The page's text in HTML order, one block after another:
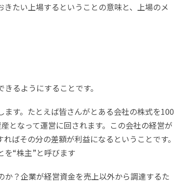
たい上場するということの意味と、上場のメ
るようにすることです。
す。たとえば皆さんがとある会社の株式を100
となって運営に回されます。この会社の経営が
ばその分の差額が利益になるということです。
を“株主”と呼びます
？企業が経営資金を売上以外から調達するた